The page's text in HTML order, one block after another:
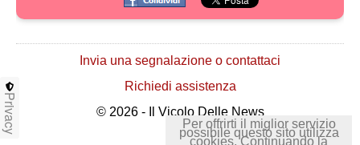
Invia una segnalazione o contattaci
Richiedi assistenza
© 2026 - Il Vicolo Delle News
Per offrirti il miglior servizio
possibile questo sito utilizza
cookies. Continuando la
Privacy